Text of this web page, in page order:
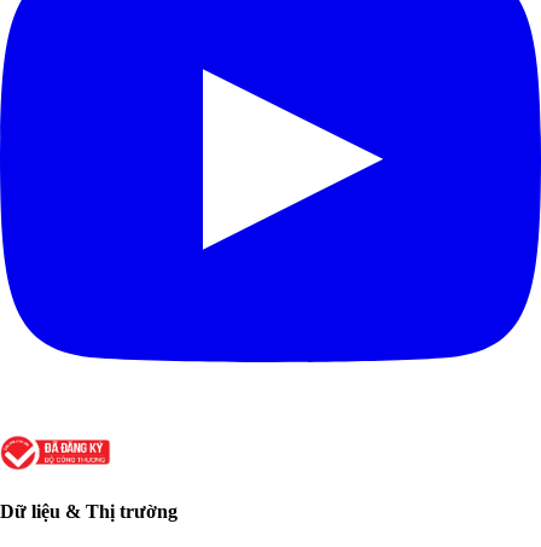
Dữ liệu & Thị trường